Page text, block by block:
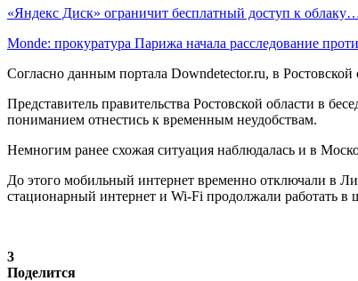
«Яндекс Диск» ограничит бесплатный доступ к
Monde: прокуратура Парижа начала расследование
Согласно данным портала Downdetector.ru, в
Представитель правительства Ростовской области в
пониманием отнестись к временным неудобствам.
Немногим ранее схожая ситуация наблюдалась и в
До этого мобильный интернет временно отключали в
стационарный интернет и Wi-Fi продолжали работать в
3
Поделится